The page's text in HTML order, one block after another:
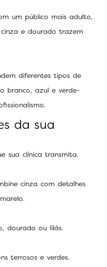
um público mais adulto,
e dourado trazem
diferentes tipos de
branco, azul e verde-
da sua
sua clínica transmita.
cinza com detalhes
dourado ou lilás.
terrosos e verdes.